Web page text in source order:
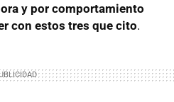
y por comportamiento
con estos tres que cito.